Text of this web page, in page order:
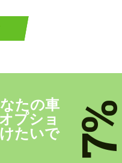
たの車
プショ
たいで
要求する
in some basic
request. We will
要求する
in some basic
request. We will